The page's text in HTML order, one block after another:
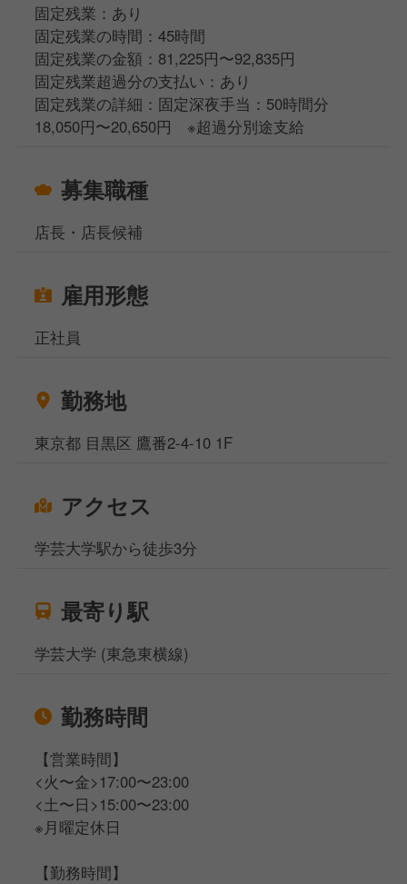
固定残業：あり
固定残業の時間：45時間
固定残業の金額：81,225円〜92,835円
固定残業超過分の支払い：あり
固定残業の詳細：固定深夜手当：50時間分
18,050円〜20,650円 ※超過分別途支給
募集職種
店長・店長候補
雇用形態
正社員
勤務地
東京都 目黒区 鷹番2-4-10 1F
アクセス
学芸大学駅から徒歩3分
最寄り駅
学芸大学 (東急東横線)
勤務時間
【営業時間】
<火〜金>17:00〜23:00
<土〜日>15:00〜23:00
※月曜定休日
【勤務時間】